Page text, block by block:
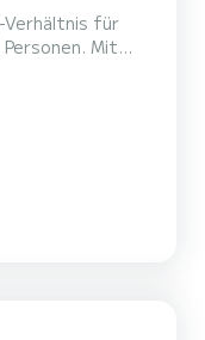
Verhältnis für
in der